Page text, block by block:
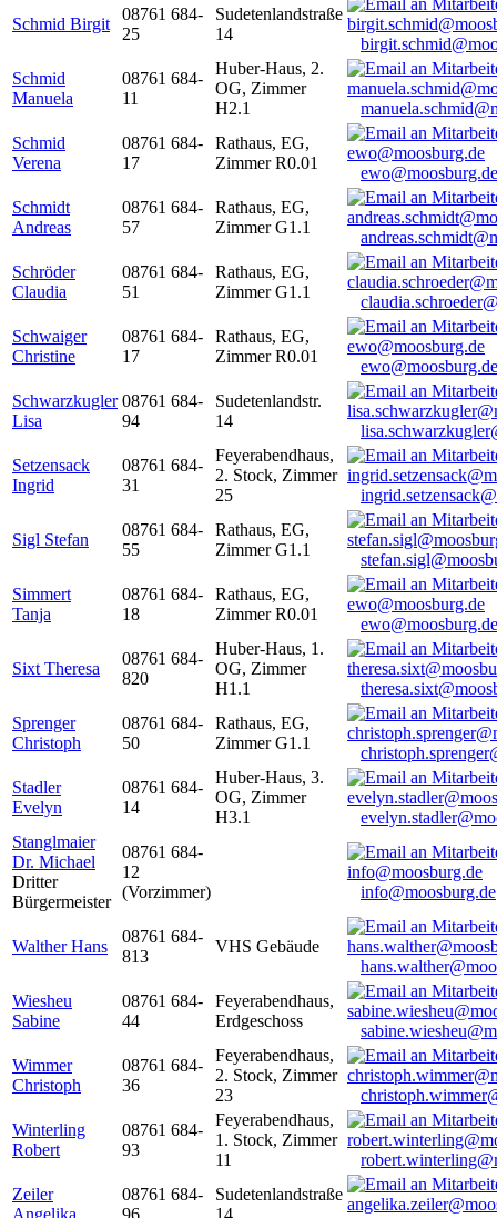
Schmid Birgit
08761 684-
25
Sudetenlandstraße
14
Schmid
Manuela
08761 684-
11
Huber-Haus, 2.
OG, Zimmer
H2.1
Schmid
Verena
08761 684-
17
Rathaus, EG,
Zimmer R0.01
ewo@moosburg.de
Schmidt
Andreas
08761 684-
57
Rathaus, EG,
Zimmer G1.1
Schröder
Claudia
08761 684-
51
Rathaus, EG,
Zimmer G1.1
Schwaiger
Christine
08761 684-
17
Rathaus, EG,
Zimmer R0.01
ewo@moosburg.de
Schwarzkugler
Lisa
08761 684-
94
Sudetenlandstr.
14
Setzensack
Ingrid
08761 684-
31
Feyerabendhaus,
2. Stock, Zimmer
25
Sigl Stefan
08761 684-
55
Rathaus, EG,
Zimmer G1.1
Simmert
Tanja
08761 684-
18
Rathaus, EG,
Zimmer R0.01
ewo@moosburg.de
Sixt Theresa
08761 684-
820
Huber-Haus, 1.
OG, Zimmer
H1.1
Sprenger
Christoph
08761 684-
50
Rathaus, EG,
Zimmer G1.1
Stadler
Evelyn
08761 684-
14
Huber-Haus, 3.
OG, Zimmer
H3.1
Stanglmaier
Dr. Michael
Dritter
Bürgermeister
08761 684-
12
(Vorzimmer)
info@moosburg.de
Walther Hans
08761 684-
813
VHS Gebäude
Wiesheu
Sabine
08761 684-
44
Feyerabendhaus,
Erdgeschoss
Wimmer
Christoph
08761 684-
36
Feyerabendhaus,
2. Stock, Zimmer
23
Winterling
Robert
08761 684-
93
Feyerabendhaus,
1. Stock, Zimmer
11
Zeiler
Angelika
08761 684-
96
Sudetenlandstraße
14